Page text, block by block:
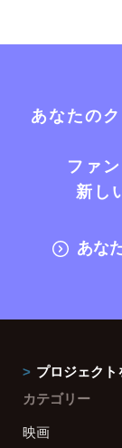
あなたの
ファ
新し
あな
プロジェクト
カテゴリー
映画